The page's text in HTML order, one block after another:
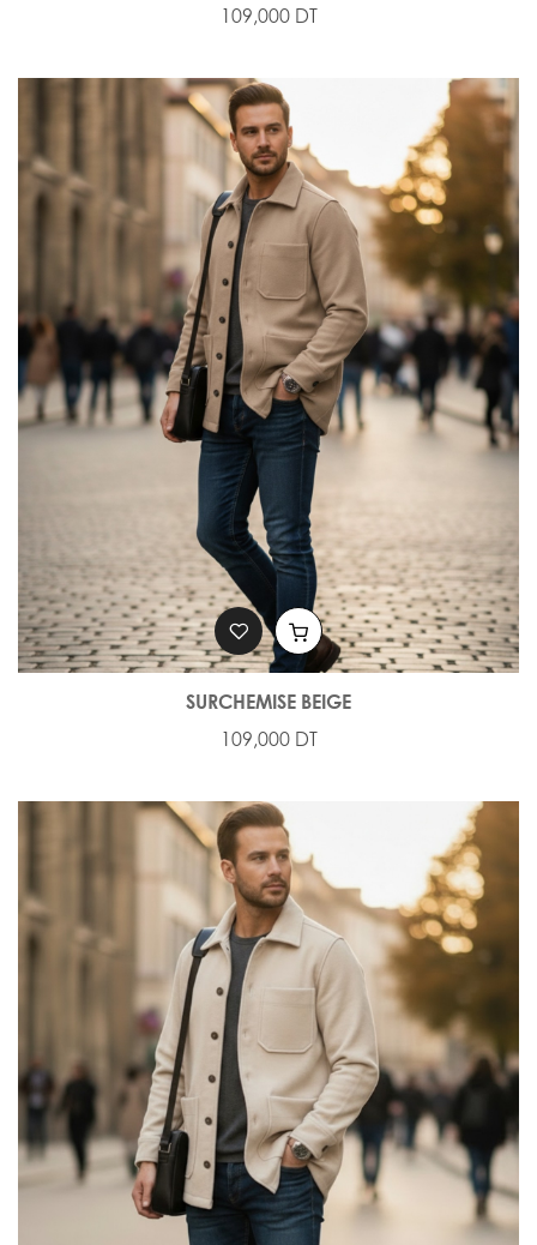
109,000 DT
SURCHEMISE BEIGE
109,000 DT